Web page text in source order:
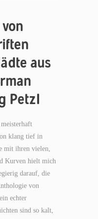
aus
Petzl
klang tief in
mit ihren vielen,
Kurven hielt mich
darauf, die
von
echter
sind so kalt,